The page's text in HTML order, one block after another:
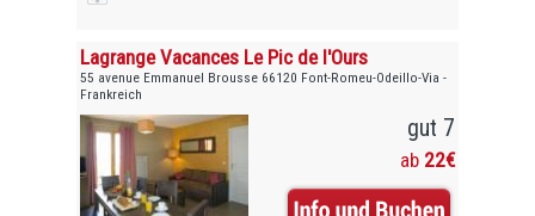
Lagrange Vacances Le Pic de l'Ours
55 avenue Emmanuel Brousse 66120 Font-Romeu-Odeillo-Via -
Frankreich
gut 7
ab 22€